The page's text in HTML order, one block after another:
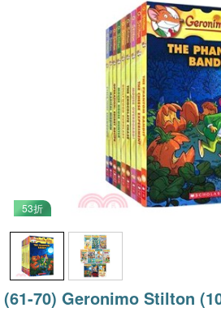
登輝時代 、
偉大的迷走
53折
(61-70) Geronimo Stilton